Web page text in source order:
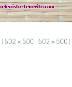
602 × 500 602 × 500